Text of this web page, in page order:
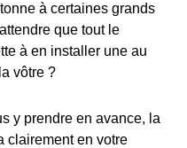
à certaines grands
que tout le
à en installer une au
vôtre ?
y prendre en avance, la
clairement en votre